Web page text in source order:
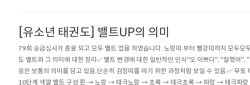
[유소년 태권도] 밸트UP의 의미
79회 승급심사가 종료 되고 모두 밸트 업을 하였습니다. 노랑띠 부터 빨강띠까지 모두모
도 밸트와 그 의미에 대한 정리✅ 밸트 변경에 대한 일반적인 인식"오 이쁘다", "잘했어",
응은 보통의 의미를 담고 있음.단순히 검정띠를 따기 위한 과정처럼 보일 수 있음.✅ 무토
10단계 색깔 밸트 구성:흰 → 노랑 → 태극노랑 → 초록 → 태극초록 → 파랑 → 태극파